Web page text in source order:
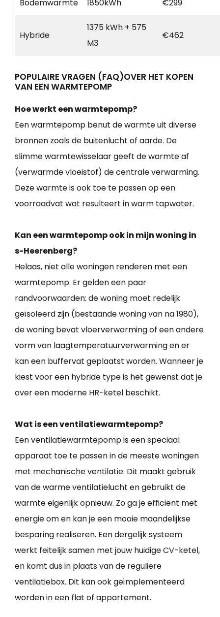
Bodemwarmte 1850kWh €299
Hybride
1375 kWh + 575
M3
€462
POPULAIRE VRAGEN (FAQ)OVER HET KOPEN
VAN EEN WARMTEPOMP
Hoe werkt een warmtepomp?
Een warmtepomp benut de warmte uit diverse
bronnen zoals de buitenlucht of aarde. De
slimme warmtewisselaar geeft de warmte af
(verwarmde vloeistof) de centrale verwarming.
Deze warmte is ook toe te passen op een
voorraadvat wat resulteert in warm tapwater.
Kan een warmtepomp ook in mijn woning in
s-Heerenberg?
Helaas, niet alle woningen renderen met een
warmtepomp. Er gelden een paar
randvoorwaarden: de woning moet redelijk
geïsoleerd zijn (bestaande woning van na 1980),
de woning bevat vloerverwarming of een andere
vorm van laagtemperatuurverwarming en er
kan een buffervat geplaatst worden. Wanneer je
kiest voor een hybride type is het gewenst dat je
over een moderne HR-ketel beschikt.
Wat is een ventilatiewarmtepomp?
Een ventilatiewarmtepomp is een speciaal
apparaat toe te passen in de meeste woningen
met mechanische ventilatie. Dit maakt gebruik
van de warme ventilatielucht en gebruikt de
warmte eigenlijk opnieuw. Zo ga je efficiënt met
energie om en kan je een mooie maandelijkse
besparing realiseren. Een dergelijk systeem
werkt feitelijk samen met jouw huidige CV-ketel,
en komt dus in plaats van de reguliere
ventilatiebox. Dit kan ook geïmplementeerd
worden in een flat of appartement.